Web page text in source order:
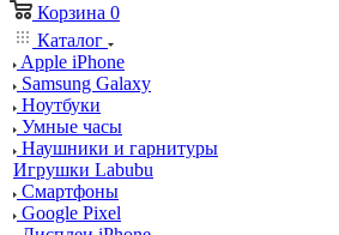
Корзина 0
Каталог
Apple iPhone
Samsung Galaxy
Ноутбуки
Умные часы
Наушники и гарнитуры
Игрушки Labubu
Смартфоны
Google Pixel